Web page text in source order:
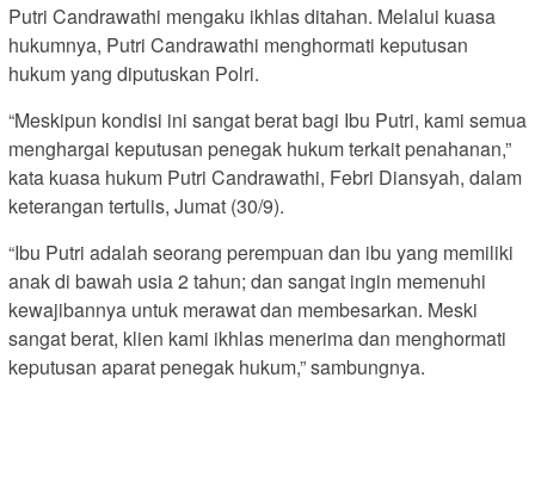
Putri Candrawathi mengaku ikhlas ditahan. Melalui kuasa
hukumnya, Putri Candrawathi menghormati keputusan
hukum yang diputuskan Polri.
“Meskipun kondisi ini sangat berat bagi Ibu Putri, kami semua
menghargai keputusan penegak hukum terkait penahanan,”
kata kuasa hukum Putri Candrawathi, Febri Diansyah, dalam
keterangan tertulis, Jumat (30/9).
“Ibu Putri adalah seorang perempuan dan ibu yang memiliki
anak di bawah usia 2 tahun; dan sangat ingin memenuhi
kewajibannya untuk merawat dan membesarkan. Meski
sangat berat, klien kami ikhlas menerima dan menghormati
keputusan aparat penegak hukum,” sambungnya.